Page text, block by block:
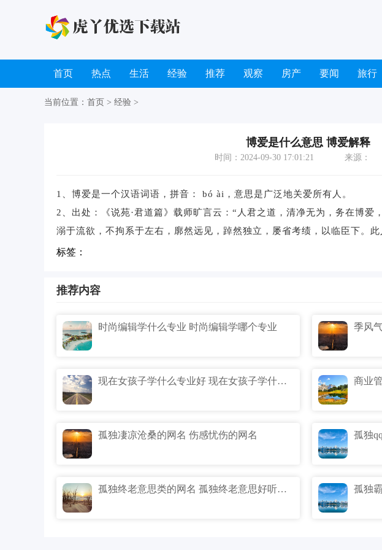
首页 热点 生活 经验 推荐 观察 房产 要闻 旅行
当前位置： 首页 > 经验 >
博爱是什么意思 博爱解释
时间：2024-09-30 17:01:21 来源：
1、博爱是一个汉语词语，拼音： bó ài，意思是广泛地关爱所有人。
2、出处：《说苑·君道篇》载师旷言云：“人君之道，清净无为，务在博爱
溺于流欲，不拘系于左右，廓然远见，踔然独立，屡省考绩，以临臣下。此
标签：
推荐内容
时尚编辑学什么专业 时尚编辑学哪个专业 季风
现在女孩子学什么专业好 现在女孩子学什么专业有前途 商业
孤独凄凉沧桑的网名 伤感忧伤的网名 孤独
孤独终老意思类的网名 孤独终老意思好听的网名 孤独